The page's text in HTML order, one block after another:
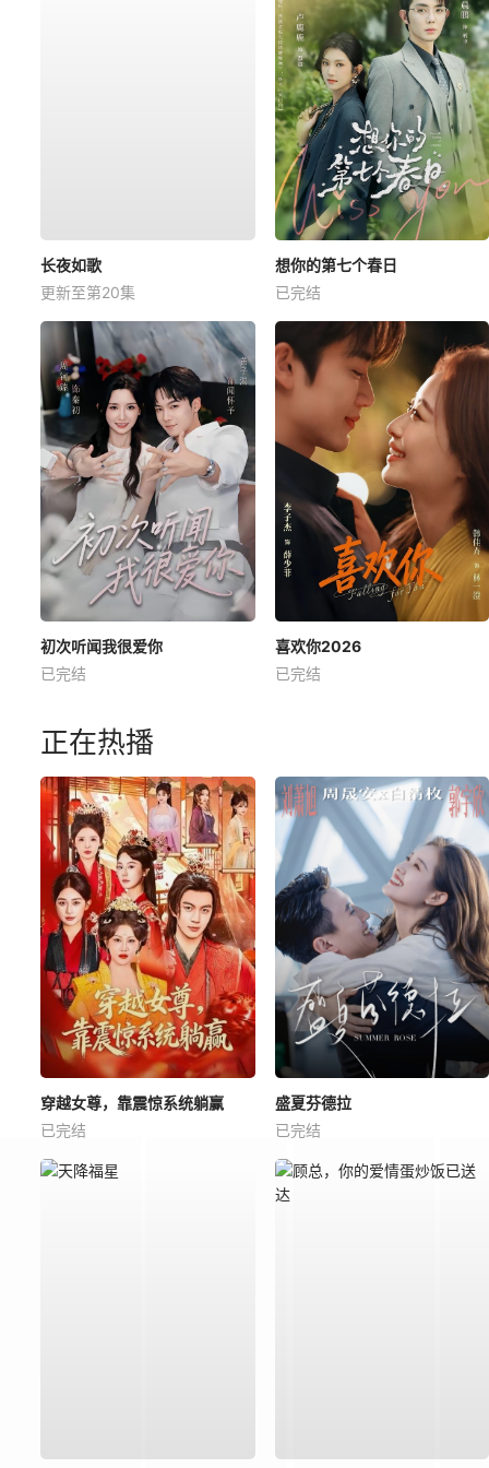
长夜如歌
更新至第20集
想你的第七个春日
已完结
初次听闻我很爱你
已完结
喜欢你2026
已完结
正在热播
穿越女尊，靠震惊系统躺赢
已完结
盛夏芬德拉
已完结